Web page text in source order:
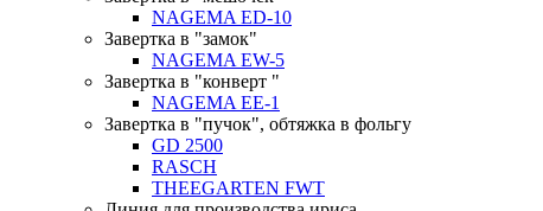
NAGEMA ED-10
Завертка в "замок"
NAGEMA EW-5
Завертка в "конверт "
NAGEMA EE-1
Завертка в "пучок", обтяжка в фольгу
GD 2500
RASCH
THEEGARTEN FWT